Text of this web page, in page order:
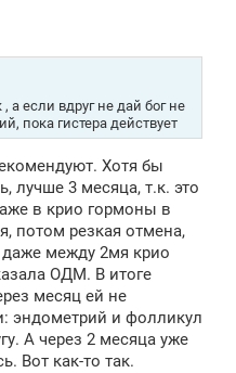
а если вдруг не дай бог не
пока гистера действует
Хотя бы
лучше 3 месяца, т.к. это
в крио гормоны в
потом резкая отмена,
между 2мя крио
ОДМ. В итоге
месяц ей не
эндометрий и фолликул
А через 2 месяца уже
Вот как-то так.